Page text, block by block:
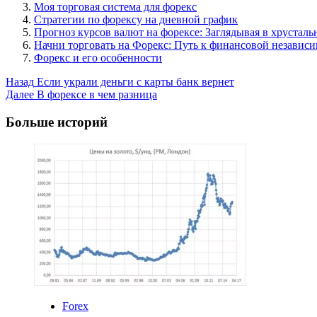
Моя торговая система для форекс
Стратегии по форексу на дневной график
Прогноз курсов валют на форексе: Заглядывая в
Начни торговать на Форекс: Путь к финансовой
Форекс и его особенности
Post
Navigation
Назад Если украли деньги с карты банк вернет
Далее В форексе в чем разница
Больше историй
Forex